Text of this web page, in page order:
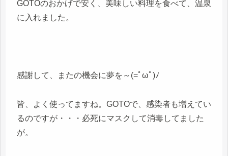
GOTOのおかげで安く、美味しい料理を食べて、温泉
に入れました。
感謝して、またの機会に夢を～(=ﾟωﾟ)ﾉ
皆、よく使ってますね。GOTOで、感染者も増えてい
るのですが・・・必死にマスクして消毒してました
が。